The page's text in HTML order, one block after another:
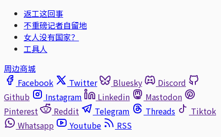
返工这回事
不重磅记者自留地
女人没有国家？
工具人
周边商城
Facebook
Twitter Bluesky
Discord
Github
Instagram Linkedin
Mastodon
Pinterest
Reddit Telegram Threads
Tiktok
Whatsapp
Youtube
RSS